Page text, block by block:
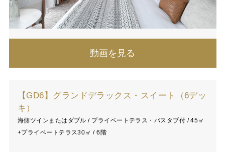
動画を見る
【GD6】グランドデラックス・スイート（6デッ
キ）
海側ツインまたはダブル / プライベートテラス・バスタブ付 / 45㎡
+プライベートテラス30㎡ / 6階